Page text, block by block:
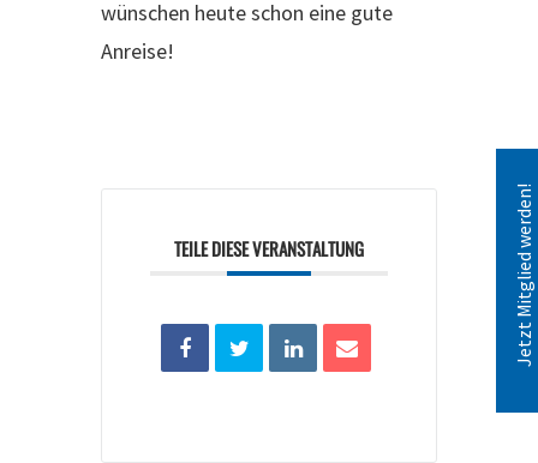
wünschen heute schon eine gute
Anreise!
TEILE DIESE VERANSTALTUNG Jetzt Mitglied werden!